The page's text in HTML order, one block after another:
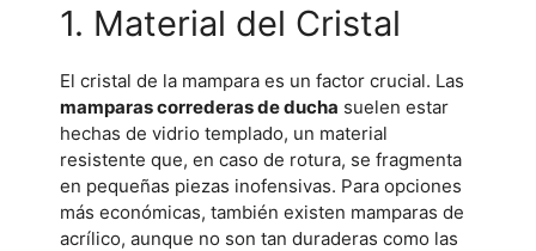
1. Material del Cristal
El cristal de la mampara es un factor crucial. Las
mamparas correderas de ducha suelen estar
hechas de vidrio templado, un material
resistente que, en caso de rotura, se fragmenta
en pequeñas piezas inofensivas. Para opciones
más económicas, también existen mamparas de
acrílico, aunque no son tan duraderas como las